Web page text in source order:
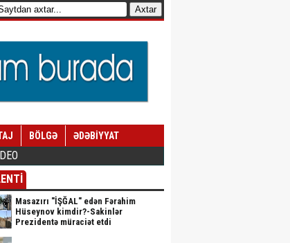
BÖLGƏ ƏDƏBİYYAT
Masazırı "İŞĞAL" edən Fərahim
Hüseynov kimdir?-Sakinlər
Prezidentə müraciət etdi